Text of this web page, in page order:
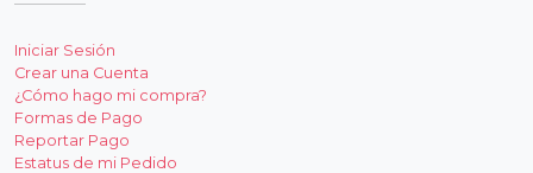
Iniciar Sesión
Crear una Cuenta
¿Cómo hago mi compra?
Formas de Pago
Reportar Pago
Estatus de mi Pedido